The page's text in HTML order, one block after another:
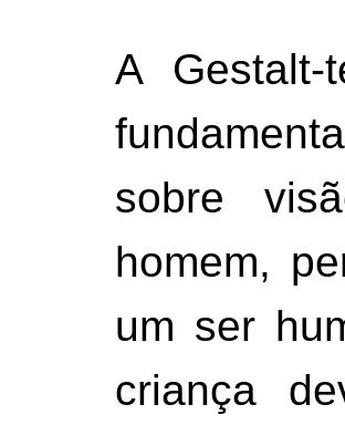
A Gestalt-
sobre
homem,
um ser
criança